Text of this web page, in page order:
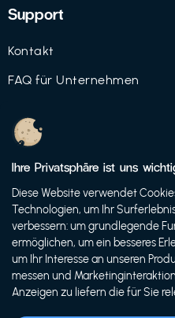
Support
Kontakt
FAQ für Unternehmen
Datenschutz
Nutzungsbedingungen
© 2021 FutureBens GmbH
Ihre Privatsphäre ist uns
Diese Website verwendet
Technologien, um Ihr
verbessern: um grundlegende
ermöglichen, um ein besseres
um Ihr Interesse an unseren
messen und
Anzeigen zu liefern die für Sie